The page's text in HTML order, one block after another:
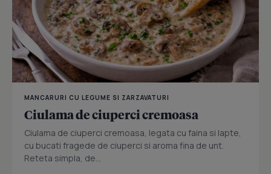
MANCARURI CU LEGUME SI ZARZAVATURI
Ciulama de ciuperci cremoasa
Ciulama de ciuperci cremoasa, legata cu faina si lapte,
cu bucati fragede de ciuperci si aroma fina de unt.
Reteta simpla, de...